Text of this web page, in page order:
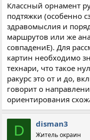
Классный орнамент
подтяжки (особенно
здравомыслия и
маршрутов или же
совпадениЕ). Для
картин необходимо
технари, что такое
ракурс это от и до,
говорит о
ориентирования
D disman3
Житель окраин